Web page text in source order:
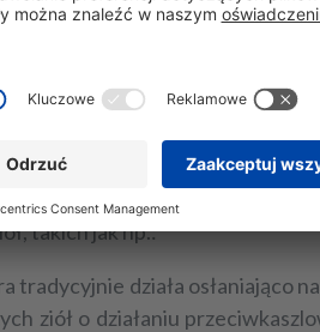
karwakrolu zioło wspomaga
odkrztuszanie.
napary ziołowe
takich jak np.:
tradycyjnie działa osłaniająco
ziół o działaniu